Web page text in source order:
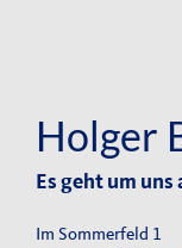
Holger
Es geht um uns
Im Sommerfeld 1